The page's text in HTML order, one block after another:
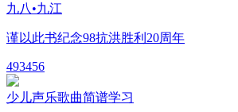
九八•九江
谨以此书纪念98抗洪胜利20周年
493456
少儿声乐歌曲简谱学习